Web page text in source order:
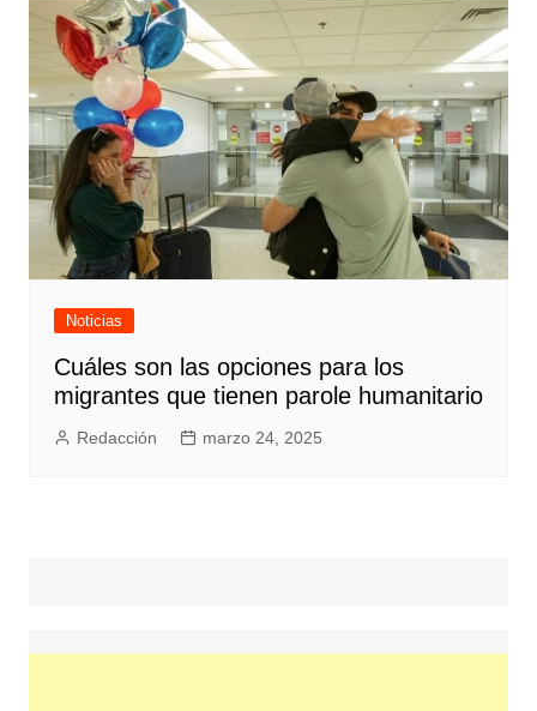
Noticias
Cuáles son las opciones para los
migrantes que tienen parole humanitario
Redacción marzo 24, 2025